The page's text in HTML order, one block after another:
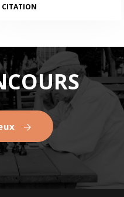
CITATION